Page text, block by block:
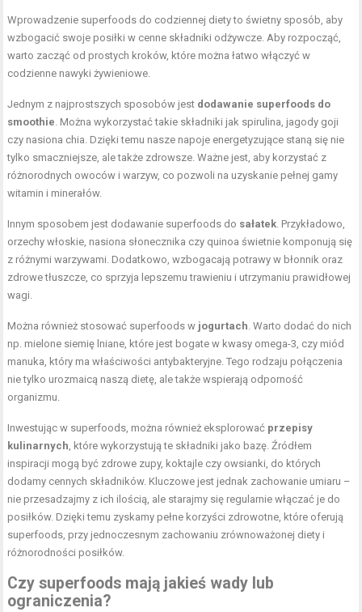
Wprowadzenie superfoods do codziennej diety to świetny sposób, aby
wzbogacić swoje posiłki w cenne składniki odżywcze. Aby rozpocząć,
warto zacząć od prostych kroków, które można łatwo włączyć w
codzienne nawyki żywieniowe.
Jednym z najprostszych sposobów jest dodawanie superfoods do
smoothie. Można wykorzystać takie składniki jak spirulina, jagody goji
czy nasiona chia. Dzięki temu nasze napoje energetyzujące staną się nie
tylko smaczniejsze, ale także zdrowsze. Ważne jest, aby korzystać z
różnorodnych owoców i warzyw, co pozwoli na uzyskanie pełnej gamy
witamin i minerałów.
Innym sposobem jest dodawanie superfoods do sałatek. Przykładowo,
orzechy włoskie, nasiona słonecznika czy quinoa świetnie komponują się
z różnymi warzywami. Dodatkowo, wzbogacają potrawy w błonnik oraz
zdrowe tłuszcze, co sprzyja lepszemu trawieniu i utrzymaniu prawidłowej
wagi.
Można również stosować superfoods w jogurtach. Warto dodać do nich
np. mielone siemię lniane, które jest bogate w kwasy omega-3, czy miód
manuka, który ma właściwości antybakteryjne. Tego rodzaju połączenia
nie tylko urozmaicą naszą dietę, ale także wspierają odporność
organizmu.
Inwestując w superfoods, można również eksplorować przepisy
kulinarnych, które wykorzystują te składniki jako bazę. Źródłem
inspiracji mogą być zdrowe zupy, koktajle czy owsianki, do których
dodamy cennych składników. Kluczowe jest jednak zachowanie umiaru –
nie przesadzajmy z ich ilością, ale starajmy się regularnie włączać je do
posiłków. Dzięki temu zyskamy pełne korzyści zdrowotne, które oferują
superfoods, przy jednoczesnym zachowaniu zrównoważonej diety i
różnorodności posiłków.
Czy superfoods mają jakieś wady lub
ograniczenia?